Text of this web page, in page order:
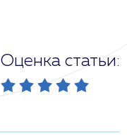
Оценка статьи: